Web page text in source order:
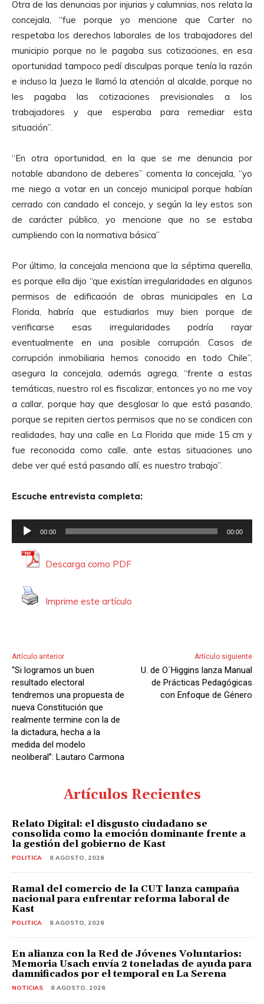
Otra de las denuncias por injurias y calumnias, nos relata la
concejala, “fue porque yo mencione que Carter no
respetaba los derechos laborales de los trabajadores del
municipio porque no le pagaba sus cotizaciones, en esa
oportunidad tampoco pedí disculpas porque tenía la razón
e incluso la Jueza le llamó la atención al alcalde, porque no
les pagaba las cotizaciones previsionales a los
trabajadores y que esperaba para remediar esta
situación”.
“En otra oportunidad, en la que se me denuncia por
notable abandono de deberes” comenta la concejala, “yo
me niego a votar en un concejo municipal porque habían
cerrado con candado el concejo, y según la ley estos son
de carácter público, yo mencione que no se estaba
cumpliendo con la normativa básica”
Por último, la concejala menciona que la séptima querella,
es porque ella dijo “que existían irregularidades en algunos
permisos de edificación de obras municipales en La
Florida, habría que estudiarlos muy bien porque de
verificarse esas irregularidades podría rayar
eventualmente en una posible corrupción. Casos de
corrupción inmobiliaria hemos conocido en todo Chile”,
asegura la concejala, además agrega, “frente a estas
temáticas, nuestro rol es fiscalizar, entonces yo no me voy
a callar, porque hay que desglosar lo que está pasando,
porque se repiten ciertos permisos que no se condicen con
realidades, hay una calle en La Florida que mide 15 cm y
fue reconocida como calle, ante estas situaciones uno
debe ver qué está pasando allí, es nuestro trabajo”.
Escuche entrevista completa:
e
o
r
d
e
A
u
d
00:00 00:00
Descarga como PDF
Imprime este artículo
Artículo anterior
“Si logramos un buen
resultado electoral
tendremos una propuesta de
nueva Constitución que
realmente termine con la de
la dictadura, hecha a la
medida del modelo
neoliberal”: Lautaro Carmona
Artículo siguiente
U. de O´Higgins lanza Manual
de Prácticas Pedagógicas
con Enfoque de Género
Artículos Recientes
Relato Digital: el disgusto ciudadano se
consolida como la emoción dominante frente a
la gestión del gobierno de Kast
POLITICA 8 AGOSTO, 2026
Ramal del comercio de la CUT lanza campaña
nacional para enfrentar reforma laboral de
Kast
POLITICA 8 AGOSTO, 2026
En alianza con la Red de Jóvenes Voluntarios:
Memoria Usach envía 2 toneladas de ayuda para
damnificados por el temporal en La Serena
NOTICIAS 8 AGOSTO, 2026